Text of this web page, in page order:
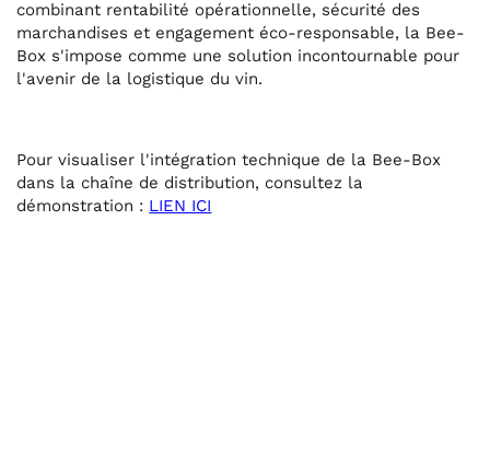
combinant rentabilité opérationnelle, sécurité des
marchandises et engagement éco-responsable, la Bee-
Box s'impose comme une solution incontournable pour
l'avenir de la logistique du vin.
Pour visualiser l'intégration technique de la Bee-Box
dans la chaîne de distribution, consultez la
démonstration : LIEN ICI